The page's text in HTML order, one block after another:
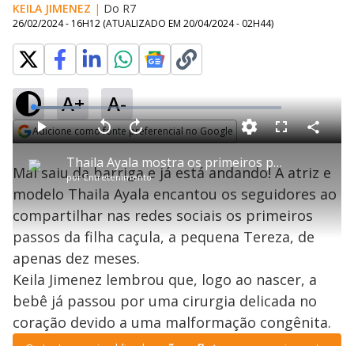
KEILA JIMENEZ | Do R7
26/02/2024 - 16H12 (ATUALIZADO EM 20/04/2024 - 02H44)
A+ A-
Adicione como fonte preferencial no Google
P
l
a
y
Thaila Ayala mostra os primeiros passos da filha de apenas dez meses
porEntretenimento
P V
t
a
r
0
n
d
s
A
n
ç
a
1
u
n
o
s
M
u
L
o
a
d
e
1
9
.
1
9
F
s
c
r
e
n
C
o
a
r
i
l
Mal saiu da barriga e já está andando! A atriz e
modelo Thaila Ayala encantou os seguidores ao
compartilhar nas redes sociais os primeiros
passos da filha caçula, a pequena Tereza, de
apenas dez meses.
Keila Jimenez lembrou que, logo ao nascer, a
bebê já passou por uma cirurgia delicada no
coração devido a uma malformação congênita.